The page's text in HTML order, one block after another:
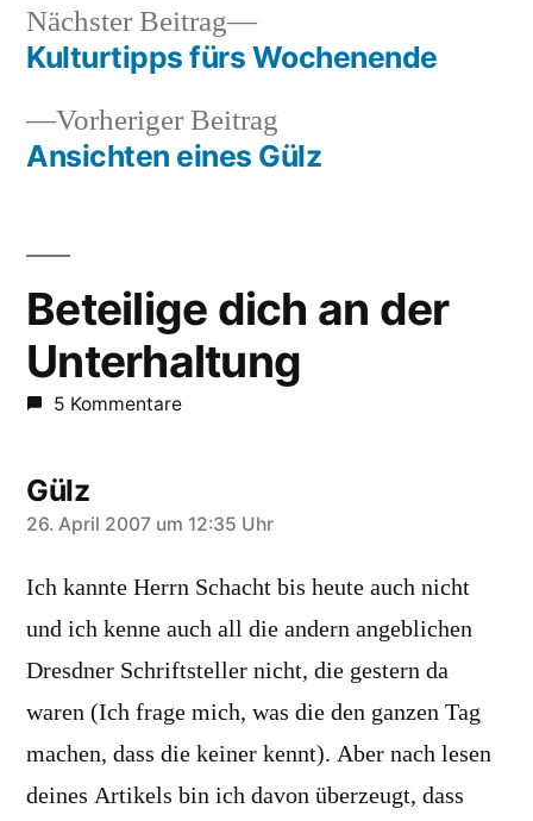
Beitragsnavigation
Vorheriger Beitrag
Beitrag:
Ansichten eines Gülz
Nächster Beitrag
Nächster
Beitrag:
Kulturtipps fürs Wochenende
Beteilige dich an der
Unterhaltung
5 Kommentare
Gülz
schreibt:
26. April 2007 um 12:35 Uhr
Ich kannte Herrn Schacht bis heute auch nicht
und ich kenne auch all die andern angeblichen
Dresdner Schriftsteller nicht, die gestern da
waren (Ich frage mich, was die den ganzen Tag
machen, dass die keiner kennt). Aber nach lesen
deines Artikels bin ich davon überzeugt, dass